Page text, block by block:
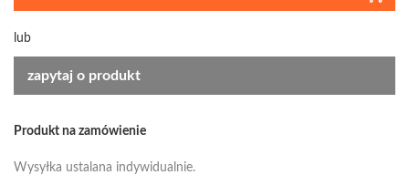
lub
zapytaj o produkt
Produkt na zamówienie
Wysyłka ustalana indywidualnie.